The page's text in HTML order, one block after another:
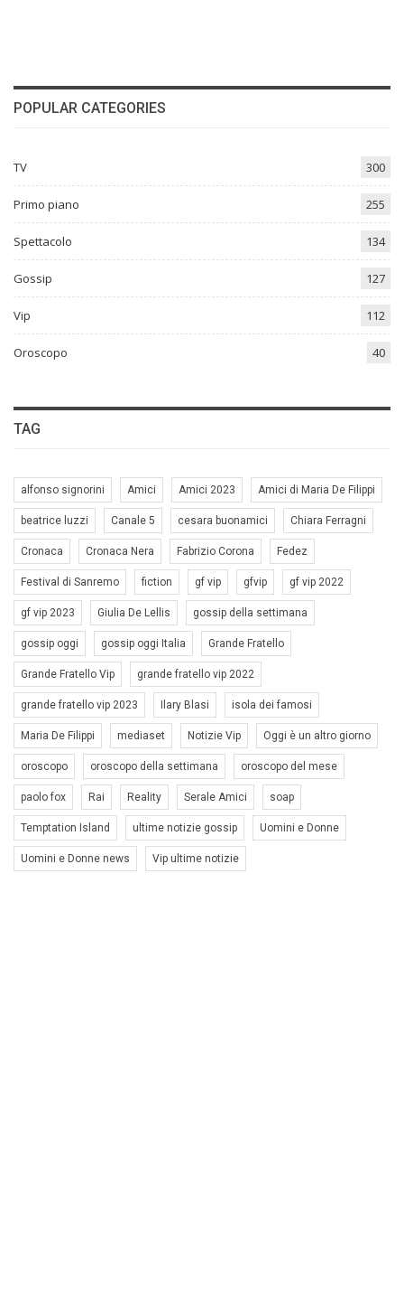
POPULAR CATEGORIES
TV 300
Primo piano 255
Spettacolo 134
Gossip 127
Vip 112
Oroscopo 40
TAG
alfonso signorini Amici Amici 2023 Amici di Maria De Filippi
beatrice luzzi Canale 5 cesara buonamici Chiara Ferragni
Cronaca Cronaca Nera Fabrizio Corona Fedez
Festival di Sanremo fiction gf vip gfvip gf vip 2022
gf vip 2023 Giulia De Lellis gossip della settimana
gossip oggi gossip oggi Italia Grande Fratello
Grande Fratello Vip grande fratello vip 2022
grande fratello vip 2023 Ilary Blasi isola dei famosi
Maria De Filippi mediaset Notizie Vip Oggi è un altro giorno
oroscopo oroscopo della settimana oroscopo del mese
paolo fox Rai Reality Serale Amici soap
Temptation Island ultime notizie gossip Uomini e Donne
Uomini e Donne news Vip ultime notizie